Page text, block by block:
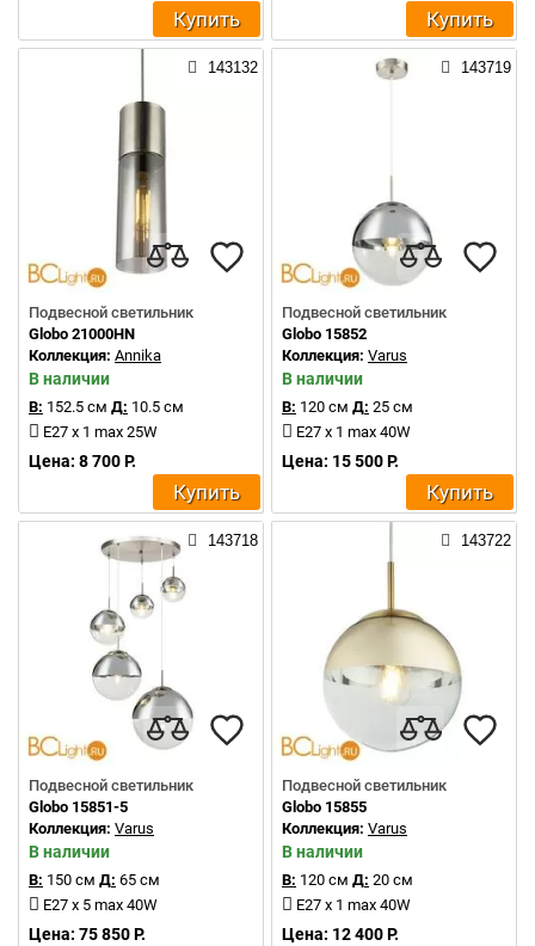
Купить Купить
143132
Подвесной светильник
Globo 21000HN
Коллекция: Annika
В наличии
В: 152.5 см Д: 10.5 см
E27 x 1 max 25W
Цена: 8 700 Р.
Купить
143719
Подвесной светильник
Globo 15852
Коллекция: Varus
В наличии
В: 120 см Д: 25 см
E27 x 1 max 40W
Цена: 15 500 Р.
Купить
143718
Подвесной светильник
Globo 15851-5
Коллекция: Varus
В наличии
В: 150 см Д: 65 см
E27 x 5 max 40W
Цена: 75 850 Р.
143722
Подвесной светильник
Globo 15855
Коллекция: Varus
В наличии
В: 120 см Д: 20 см
E27 x 1 max 40W
Цена: 12 400 Р.